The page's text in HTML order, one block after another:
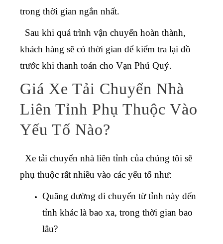
trong thời gian ngắn nhất.
Sau khi quá trình vận chuyển hoàn thành,
khách hàng sẽ có thời gian để kiểm tra lại đồ
trước khi thanh toán cho Vạn Phú Quý.
Giá Xe Tải Chuyển Nhà
Liên Tỉnh Phụ Thuộc Vào
Yếu Tố Nào?
Xe tải chuyển nhà liên tỉnh của chúng tôi sẽ
phụ thuộc rất nhiều vào các yếu tố như:
Quãng đường di chuyển từ tỉnh này đến
tỉnh khác là bao xa, trong thời gian bao
lâu?